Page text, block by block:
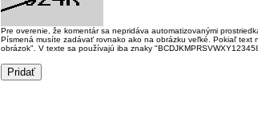
Pre overenie, že komentár sa nepridáva automatizovanými
Písmená musíte zadávať rovnako ako na obrázku veľké. Pokiaľ text
obrázok". V texte sa používajú iba znaky